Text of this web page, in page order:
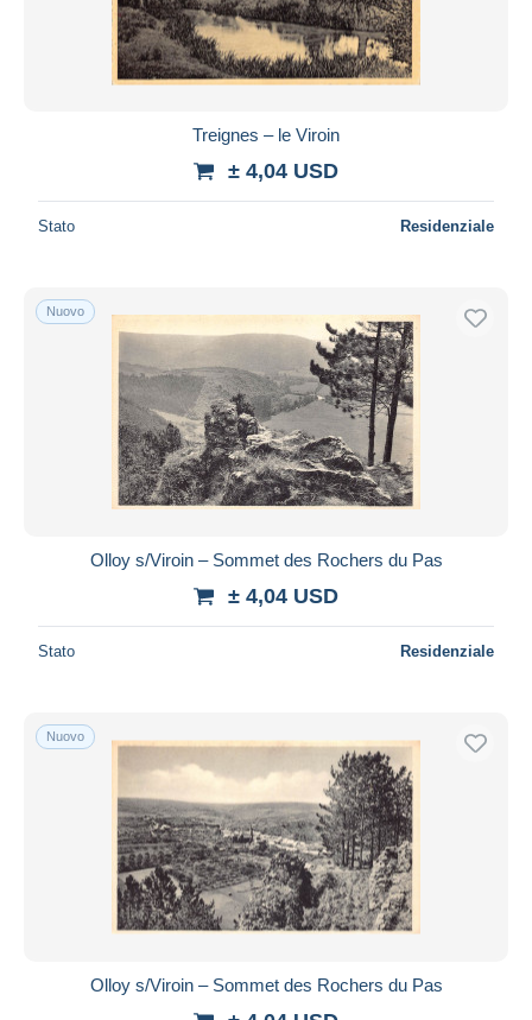
Treignes – le Viroin
± 4,04 USD
Stato Residenziale
Nuovo
Olloy s/Viroin – Sommet des Rochers du Pas
± 4,04 USD
Stato Residenziale
Nuovo
Olloy s/Viroin – Sommet des Rochers du Pas